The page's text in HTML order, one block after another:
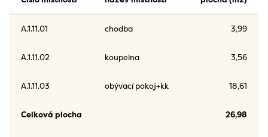
A.1.11.01 chodba 3,99
A.1.11.02 koupelna 3,56
A.1.11.03 obývací pokoj+kk 18,61
Celková plocha 26,98